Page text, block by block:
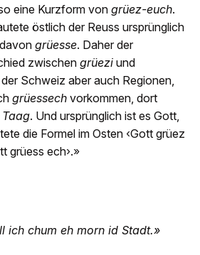
eine Kurzform von grüez-euch.
östlich der Reuss ursprünglich
grüesse. Daher der
zwischen grüezi und
der Schweiz aber auch Regionen,
grüessech vorkommen, dort
. Und ursprünglich ist es Gott,
die Formel im Osten ‹Gott grüez
grüess ech›.»
ich chum eh morn id Stadt.»